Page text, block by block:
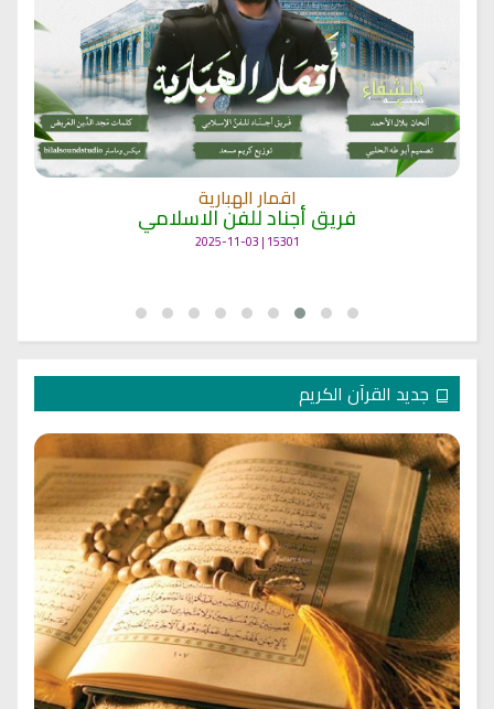
اقمار الهبارية
فريق أجناد للفن الاسلامي
15301 | 2025-11-03
جديد القرآن الكريم